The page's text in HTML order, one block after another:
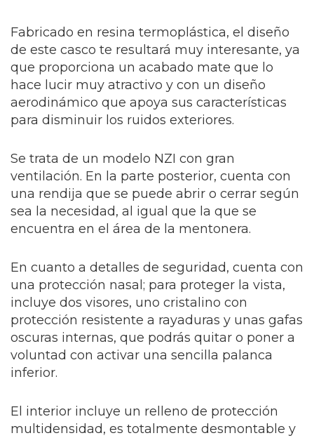
Fabricado en resina termoplástica, el diseño
de este casco te resultará muy interesante, ya
que proporciona un acabado mate que lo
hace lucir muy atractivo y con un diseño
aerodinámico que apoya sus características
para disminuir los ruidos exteriores.
Se trata de un modelo NZI con gran
ventilación. En la parte posterior, cuenta con
una rendija que se puede abrir o cerrar según
sea la necesidad, al igual que la que se
encuentra en el área de la mentonera.
En cuanto a detalles de seguridad, cuenta con
una protección nasal; para proteger la vista,
incluye dos visores, uno cristalino con
protección resistente a rayaduras y unas gafas
oscuras internas, que podrás quitar o poner a
voluntad con activar una sencilla palanca
inferior.
El interior incluye un relleno de protección
multidensidad, es totalmente desmontable y